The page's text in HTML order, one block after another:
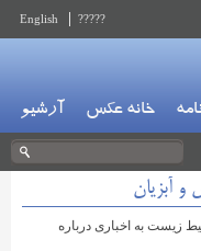
?????
English
خانه عکس آرشیو
و آبزیان
زیست به اخباری درباره